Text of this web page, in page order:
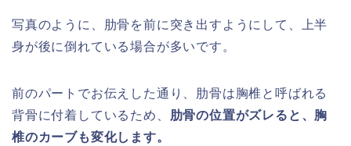
写真のように、肋骨を前に突き出すようにして、上半
身が後に倒れている場合が多いです。
前のパートでお伝えした通り、肋骨は 胸椎と呼ばれる
背骨に付着しているため、 肋骨の位置がズレると、胸
椎のカーブも変化します。